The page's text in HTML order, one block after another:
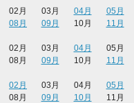
02月 03月 04月 05月
08月 09月 10月 11月
02月 03月 04月 05月
08月 09月 10月 11月
02月 03月 04月 05月
08月 09月 10月 11月